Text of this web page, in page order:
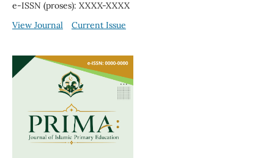
e-ISSN (proses): XXXX-XXXX
View Journal
Current Issue